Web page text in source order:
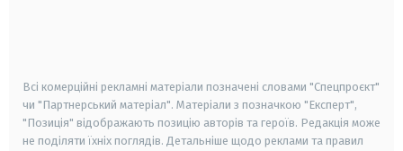
Всі комерційні рекламні матеріали позначені словами "Спецпроєкт"
чи "Партнерський матеріал". Матеріали з позначкою "Експерт",
"Позиція" відображають позицію авторів та героїв. Редакція може
не поділяти їхніх поглядів. Детальніше щодо реклами та правил